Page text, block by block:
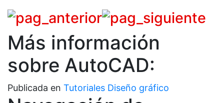
Más información
sobre AutoCAD:
Publicada en Tutoriales Diseño gráfico